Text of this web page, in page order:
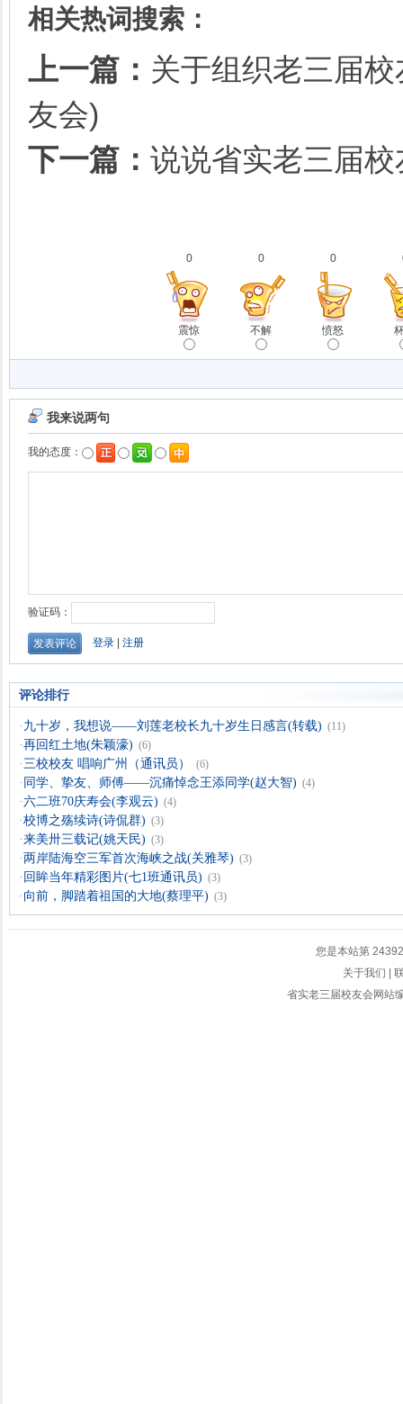
相关热词搜索：
上一篇： 关于组织老三届
友会)
下一篇： 说说省实老三届
0
震惊
0
不解
0
愤怒
评论排行
· 九十岁，我想说——刘莲老校长九十岁生日感言(转载) (11)
·再回红土地(朱颖濠) (6)
·三校校友 唱响广州（通讯员） (6)
· 同学、挚友、师傅——沉痛悼念王添同学(赵大智) (4)
·六二班70庆寿会(李观云) (4)
·校博之殇续诗(诗侃群) (3)
·来美卅三载记(姚天民) (3)
· 两岸陆海空三军首次海峡之战(关雅琴) (3)
· 回眸当年精彩图片(七1班通讯员) (3)
· 向前，脚踏着祖国的大地(蔡理平) (3)
您是本站第
关于我们
省实老三届校友会网站